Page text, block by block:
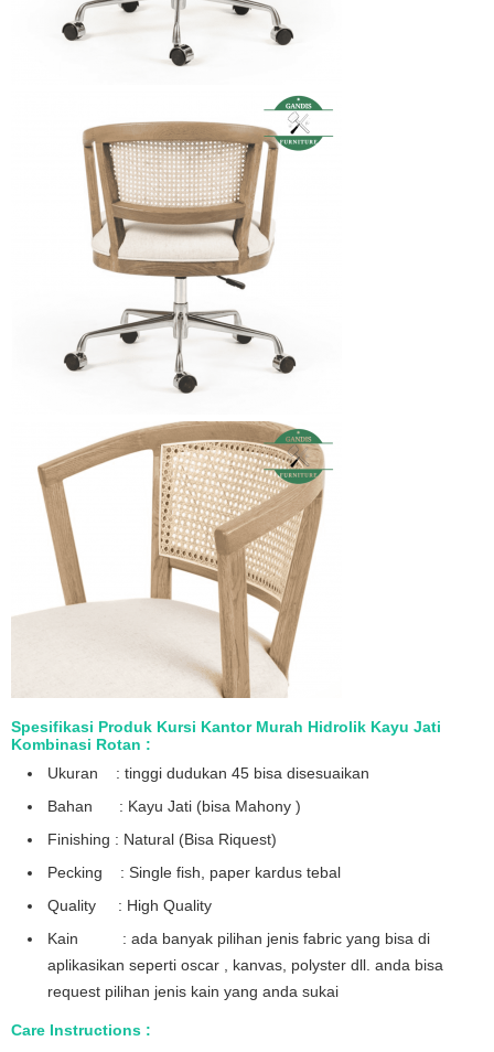
Spesifikasi Produk Kursi Kantor Murah Hidrolik Kayu Jati
Kombinasi Rotan :
Ukuran : tinggi dudukan 45 bisa disesuaikan
Bahan : Kayu Jati (bisa Mahony )
Finishing : Natural (Bisa Riquest)
Pecking : Single fish, paper kardus tebal
Quality : High Quality
Kain : ada banyak pilihan jenis fabric yang bisa di
aplikasikan seperti oscar , kanvas, polyster dll. anda bisa
request pilihan jenis kain yang anda sukai
Care Instructions :